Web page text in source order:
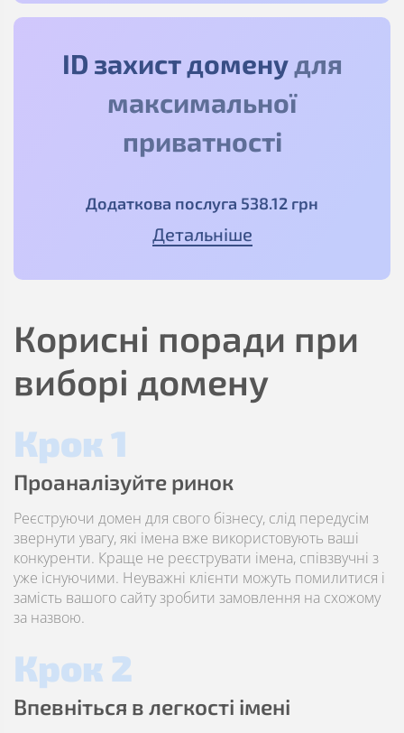
ID захист доменудля
максимальної
приватності
Додаткова послуга 538.12 грн
Детальніше
Корисні поради при
виборі домену
Крок 1
Проаналізуйте ринок
Реєструючи домен для свого бізнесу, слід передусім
звернути увагу, які імена вже використовують ваші
конкуренти. Краще не реєструвати імена, співзвучні з
уже існуючими. Неуважні клієнти можуть помилитися і
замість вашого сайту зробити замовлення на схожому
за назвою.
Крок 2
Впевніться в легкості імені